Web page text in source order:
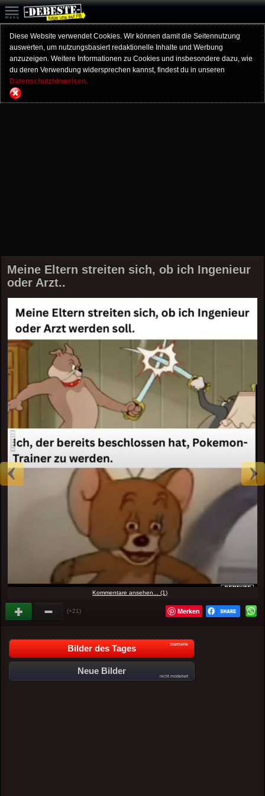
Diese Website verwendet Cookies. Wir können damit die Seitennutzung
auswerten, um nutzungsbasiert redaktionelle Inhalte und Werbung
anzuzeigen. Weitere Informationen zu Cookies und insbesondere dazu, wie
du deren Verwendung widersprechen kannst, findest du in unseren
Datenschutzhinweisen.
Meine Eltern streiten sich, ob ich Ingenieur
oder Arzt..
Kommentare ansehen... (1)
(+21) Merken
Bilder des Tages Startseite
Neue Bilder
nicht moderiert